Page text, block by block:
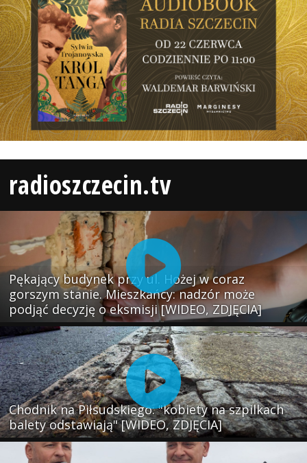
radioszczecin.tv
Pękający budynek przy ul. Hożej w coraz
gorszym stanie. Mieszkańcy: nadzór może
podjąć decyzję o eksmisji [WIDEO, ZDJĘCIA]
Chodnik na Piłsudskiego: "kobiety na szpilkach
balety odstawiają" [WIDEO, ZDJĘCIA]